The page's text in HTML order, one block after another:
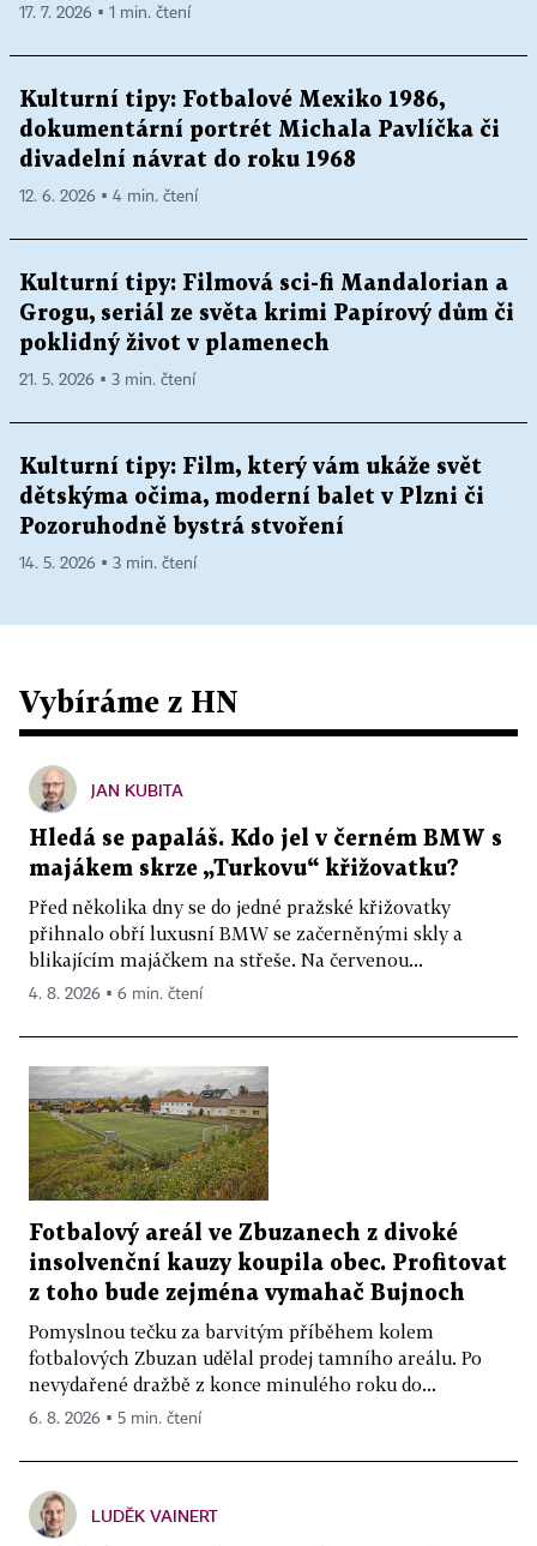
17. 7. 2026 ▪ 1 min. čtení
Kulturní tipy: Fotbalové Mexiko 1986,
dokumentární portrét Michala Pavlíčka či
divadelní návrat do roku 1968
12. 6. 2026 ▪ 4 min. čtení
Kulturní tipy: Filmová sci-fi Mandalorian a
Grogu, seriál ze světa krimi Papírový dům či
poklidný život v plamenech
21. 5. 2026 ▪ 3 min. čtení
Kulturní tipy: Film, který vám ukáže svět
dětskýma očima, moderní balet v Plzni či
Pozoruhodně bystrá stvoření
14. 5. 2026 ▪ 3 min. čtení
Vybíráme z HN
JAN KUBITA
Hledá se papaláš. Kdo jel v černém BMW s
majákem skrze „Turkovu“ křižovatku?
Před několika dny se do jedné pražské křižovatky
přihnalo obří luxusní BMW se začerněnými skly a
blikajícím majáčkem na střeše. Na červenou...
4. 8. 2026 ▪ 6 min. čtení
Fotbalový areál ve Zbuzanech z divoké
insolvenční kauzy koupila obec. Profitovat
z toho bude zejména vymahač Bujnoch
Pomyslnou tečku za barvitým příběhem kolem
fotbalových Zbuzan udělal prodej tamního areálu. Po
nevydařené dražbě z konce minulého roku do...
6. 8. 2026 ▪ 5 min. čtení
LUDĚK VAINERT